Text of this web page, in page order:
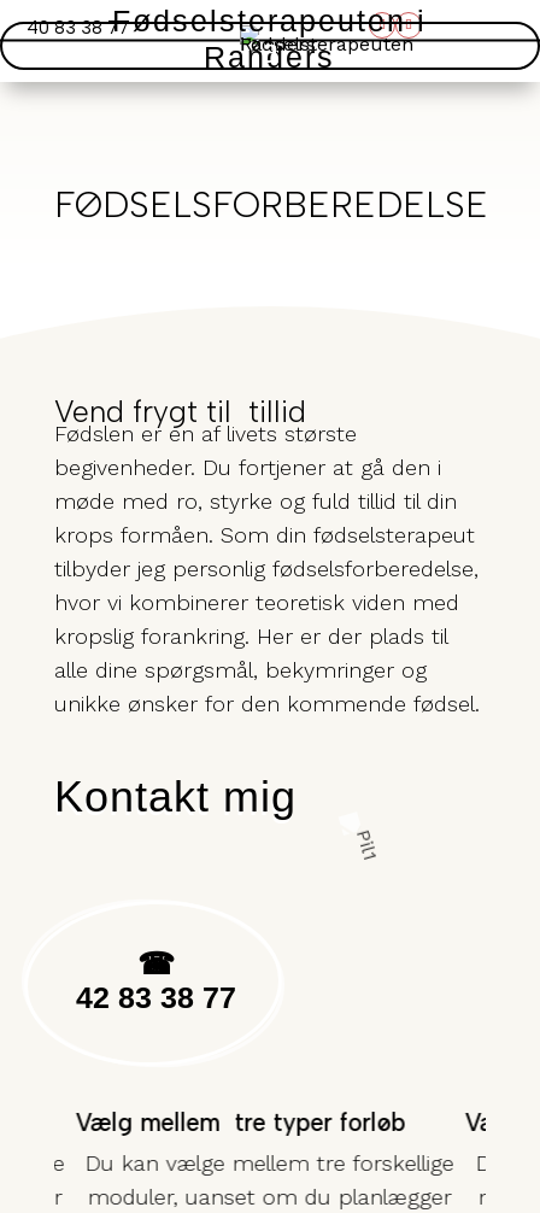
40 83 38 77Fødselsterapeuten i
Randers
FØDSELSFORBEREDELSE
Vend frygt til tillid
Fødslen er en af livets største
begivenheder. Du fortjener at gå den i
møde med ro, styrke og fuld tillid til din
krops formåen. Som din fødselsterapeut
tilbyder jeg personlig fødselsforberedelse,
hvor vi kombinerer teoretisk viden med
kropslig forankring. Her er der plads til
alle dine spørgsmål, bekymringer og
unikke ønsker for den kommende fødsel.
Kontakt mig
☎
42 83 38 77
Vælg mellem tre typer forløb
Du kan vælge mellem tre forskellige
moduler, uanset om du planlægger
Vælg
Du